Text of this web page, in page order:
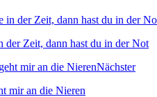
der Zeit, dann hast du in der Not
Nächster
mir an die Nieren